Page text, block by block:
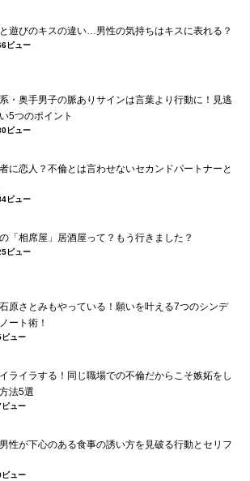
遊びのキスの違い…男性の気持ちはキスに表れる？
ビュー
・奥手男子の脈ありサインは言葉より行動に！見逃
5つのポイント
ビュー
に恋人？不倫とは言わせないセカンドパートナーと
ビュー
「相席屋」居酒屋って？もう行きました？
ビュー
原さとみもやっている！願いを叶える7つのシンデ
ート術！
ュー
ライラする！同じ職場での不倫だからこそ嫉妬をし
法5選
ュー
性が下心のある食事の誘い方を見破る行動とセリフ
ュー